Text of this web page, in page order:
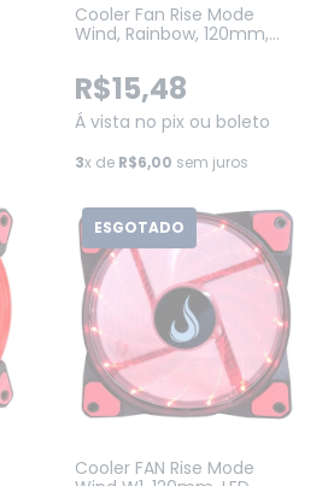
Cooler Fan Rise Mode
Wind, Rainbow, 120mm,
R$15,48
Á vista no pix ou boleto
3x de R$6,00 sem juros
ESGOTADO
Cooler FAN Rise Mode